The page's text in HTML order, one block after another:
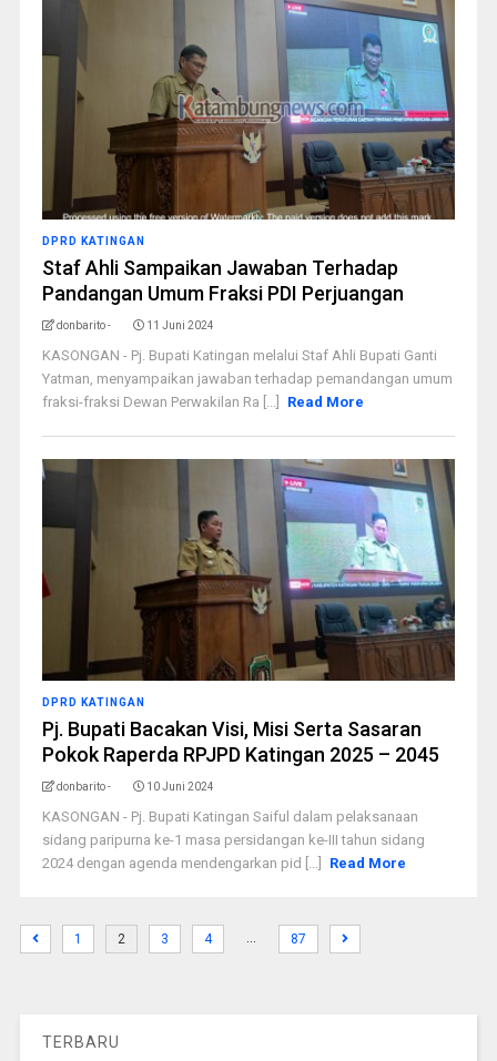
DPRD KATINGAN
Staf Ahli Sampaikan Jawaban Terhadap
Pandangan Umum Fraksi PDI Perjuangan
donbarito - 11 Juni 2024
KASONGAN - Pj. Bupati Katingan melalui Staf Ahli Bupati Ganti
Yatman, menyampaikan jawaban terhadap pemandangan umum
fraksi-fraksi Dewan Perwakilan Ra [...]
Read More
DPRD KATINGAN
Pj. Bupati Bacakan Visi, Misi Serta Sasaran
Pokok Raperda RPJPD Katingan 2025 – 2045
donbarito - 10 Juni 2024
KASONGAN - Pj. Bupati Katingan Saiful dalam pelaksanaan
sidang paripurna ke-1 masa persidangan ke-III tahun sidang
2024 dengan agenda mendengarkan pid [...]
Read More
1 2 3 4 … 87
TERBARU